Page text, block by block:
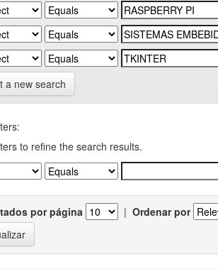
a new search
to refine the search results.
por página | Ordenar por